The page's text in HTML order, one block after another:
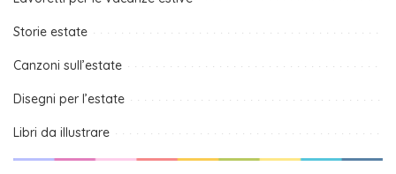
Storie estate
Canzoni sull’estate
Disegni per l’estate
Libri da illustrare